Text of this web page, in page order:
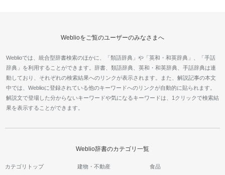
Weblioをご覧のユーザーのみなさまへ
Weblioでは、統合型辞書検索のほかに、「類語辞典」や「英和・和英辞典」、「手話
辞典」を利用することができます。辞書、類語辞典、英和・和英辞典、手話辞典は連
動しており、それぞれの検索結果へのリンクが表示されます。また、解説記事の本文
中では、Weblioに登録されている他のキーワードへのリンクが自動的に貼られます。
解説文で登場した分からないキーワードや気になるキーワードは、1クリックで検索結
果を表示することができます。
Weblio辞書のカテゴリ一覧
カテゴリトップ 建物・不動産 食品